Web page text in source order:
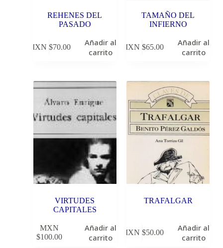
REHENES DEL
PASADO
MXN $70.00
Añadir al
carrito
TAMAÑO DEL
INFIERNO
MXN $65.00
Añadir al
carrito
VIRTUDES
CAPITALES
MXN
$100.00
Añadir al
carrito
TRAFALGAR
MXN $50.00
Añadir al
carrito